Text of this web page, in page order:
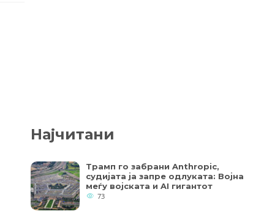
Најчитани
Трамп го забрани Anthropic,
судијата ја запре одлуката: Војна
меѓу војската и AI гигантот
73